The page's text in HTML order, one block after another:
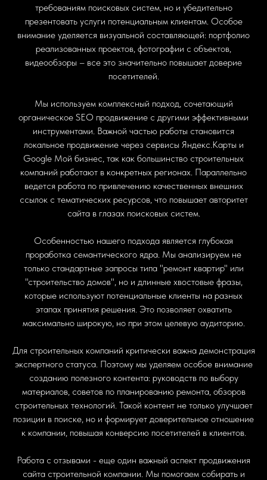
требованиям поисковых систем, но и убедительно
презентовать услуги потенциальным клиентам. Особое
внимание уделяется визуальной составляющей: портфолио
реализованных проектов, фотографии с объектов,
видеообзоры – все это значительно повышает доверие
посетителей.
Мы используем комплексный подход, сочетающий
органическое SEO продвижение с другими эффективными
инструментами. Важной частью работы становится
локальное продвижение через сервисы Яндекс.Карты и
Google Мой бизнес, так как большинство строительных
компаний работают в конкретных регионах. Параллельно
ведется работа по привлечению качественных внешних
ссылок с тематических ресурсов, что повышает авторитет
сайта в глазах поисковых систем.
Особенностью нашего подхода является глубокая
проработка семантического ядра. Мы анализируем не
только стандартные запросы типа "ремонт квартир" или
"строительство домов", но и длинные хвостовые фразы,
которые используют потенциальные клиенты на разных
этапах принятия решения. Это позволяет охватить
максимально широкую, но при этом целевую аудиторию.
Для строительных компаний критически важна демонстрация
экспертного статуса. Поэтому мы уделяем особое внимание
созданию полезного контента: руководств по выбору
материалов, советов по планированию ремонта, обзоров
строительных технологий. Такой контент не только улучшает
позиции в поиске, но и формирует доверительное отношение
к компании, повышая конверсию посетителей в клиентов.
Работа с отзывами - еще один важный аспект продвижения
сайта строительной компании. Мы помогаем собирать и
Политика конфиденциальности
Соглашение на обработку персональных данных
2025 | ИП Сечин Сергей
Сергеевич
ИНН 773700008389
Любое использование либо копирование материалов или подборки
материалов сайта, элементов дизайна и оформления допускается
лишь с разрешения правообладателя и только со ссылкой на
источник.
вся информация носит ознакомительный характер и ни при
маркетинг
+7 (499) 714 00 99
uvarovalab@yandex.ru